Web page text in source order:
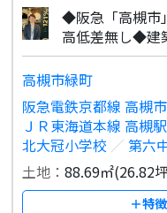
◆阪急「高槻市
高低差無し◆建
高槻市緑町
阪急電鉄京都線 高槻
ＪＲ東海道本線 高槻駅
北大冠小学校 ／ 第六
土地：88.69㎡(26.82
＋特